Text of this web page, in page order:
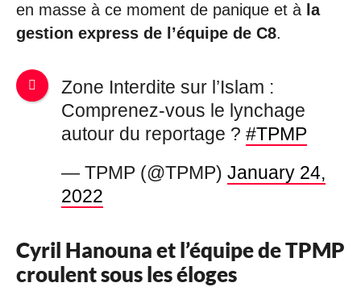
en masse à ce moment de panique et à la
gestion express de l’équipe de C8.
Zone Interdite sur l’Islam :
Comprenez-vous le lynchage
autour du reportage ?#TPMP
— TPMP (@TPMP)January 24,
2022
Cyril Hanouna et l’équipe de TPMP
croulent sous les éloges